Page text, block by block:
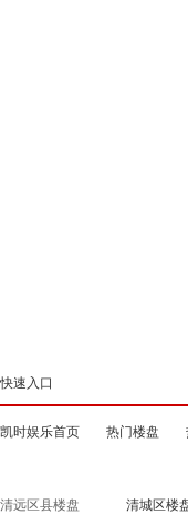
快速入口
凯时娱乐首页 热门楼盘
清远区县楼盘 清城区楼